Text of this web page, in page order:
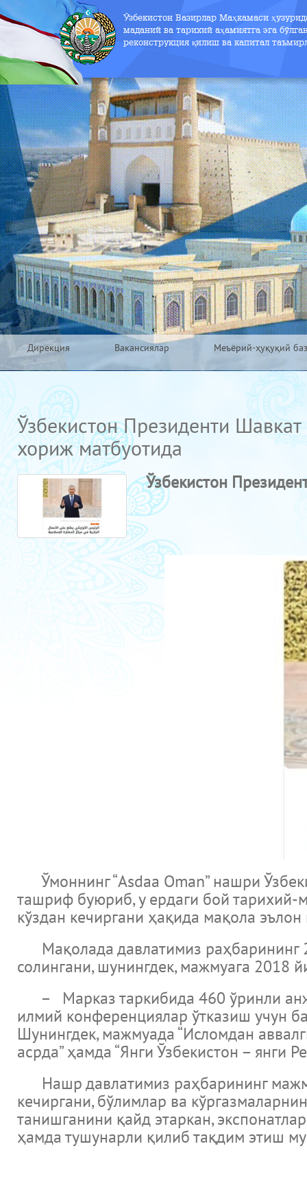
Ўзбекистон Вазирлар Маҳкамаси
маданий ва тарихий аҳамиятга эга
реконструкция қилиш ва капитал
Дирекция Вакансиялар Меъёрий-ҳуқуқий
Ўзбекистон Президенти
хориж матбуотида
Ўзбекистон
Ўмоннинг “Asdaa Oman” нашри
ташриф буюриб, у ердаги бой
кўздан кечиргани ҳақида мақола эълон
Мақолада давлатимиз раҳбарининг
солингани, шунингдек, мажмуага 2018
– Марказ таркибида 460 ўринли
илмий конференциялар ўтказиш учун
Шунингдек, мажмуада “Исломдан
асрда” ҳамда “Янги Ўзбекистон – янги
Нашр давлатимиз раҳбарининг
кечиргани, бўлимлар ва
танишганини қайд этаркан,
ҳамда тушунарли қилиб тақдим этиш